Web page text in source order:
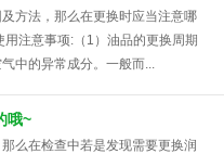
方法，那么在更换时应当注意哪
注意事项:（1）油品的更换周期
中的异常成分。一般而...
哦~
么在检查中若是发现需要更换润